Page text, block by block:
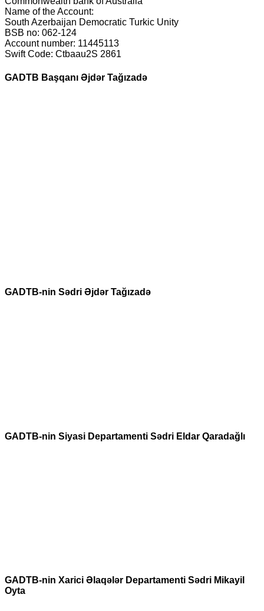
Name of the Account:
South Azerbaijan Democratic Turkic Unity
BSB no: 062-124
Account number: 11445113
Swift Code: Ctbaau2S 2861
GADTB Başqanı Əjdər Tağızadə
GADTB-nin Sədri Əjdər Tağızadə
GADTB-nin Siyasi Departamenti Sədri Eldar Qaradağlı
GADTB-nin Xarici Əlaqələr Departamenti Sədri Mikayil
Oyta